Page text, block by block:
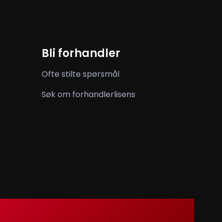
Bli forhandler
Ofte stilte spørsmål
Søk om forhandlerlisens